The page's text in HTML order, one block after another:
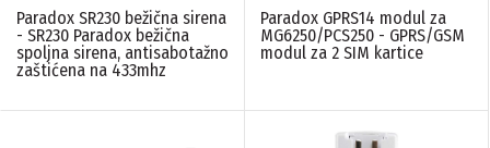
Paradox SR230 bežična sirena
- SR230 Paradox bežična
spoljna sirena, antisabotažno
zaštićena na 433mhz
Paradox GPRS14 modul za
MG6250/PCS250 - GPRS/GSM
modul za 2 SIM kartice